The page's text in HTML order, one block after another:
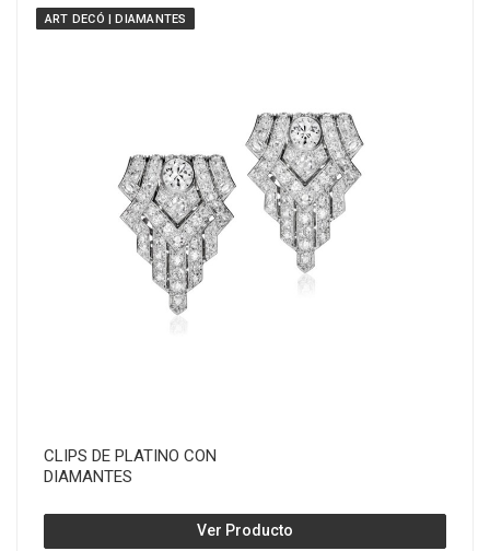
ART DECÓ | DIAMANTES
CLIPS DE PLATINO CON
DIAMANTES
Ver Producto